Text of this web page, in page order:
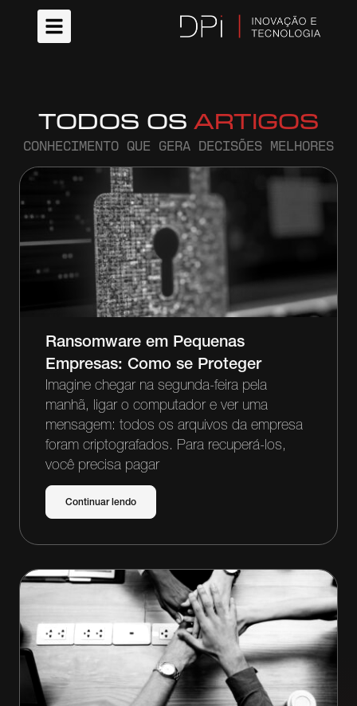
TODOS OS ARTIGOS
CONHECIMENTO QUE GERA DECISÕES MELHORES
Ransomware em Pequenas
Empresas: Como se Proteger
Imagine chegar na segunda-feira pela
manhã, ligar o computador e ver uma
mensagem: todos os arquivos da empresa
foram criptografados. Para recuperá-los,
você precisa pagar
Continuar lendo